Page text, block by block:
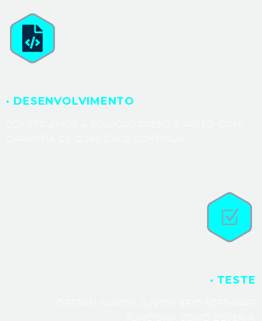
· DESENVOLVIMENTO
· TESTE